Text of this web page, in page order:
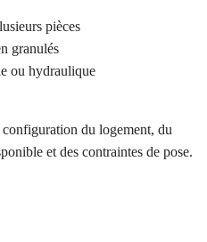
pièces
granulés
ou hydraulique
du logement, du
et des contraintes de pose.